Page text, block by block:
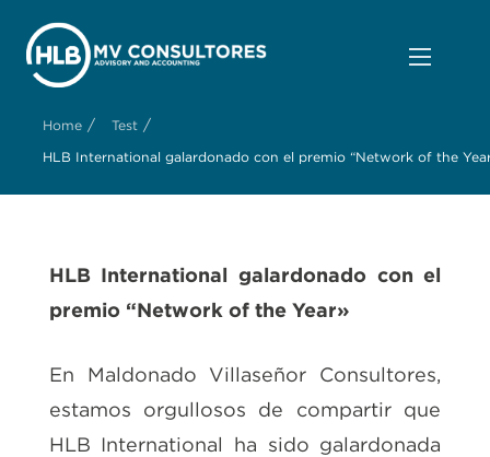
Home / Test /
HLB International galardonado con el premio “Network of the
HLB International galardonado con el
premio “Network of the Year»
En Maldonado Villaseñor Consultores,
estamos orgullosos de compartir que
HLB International ha sido galardonada